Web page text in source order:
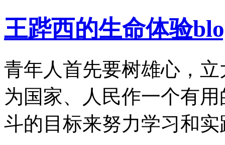
王跸西的生命体验
青年人首先要树雄心，
为国家、人民作一个有
斗的目标来努力学习和